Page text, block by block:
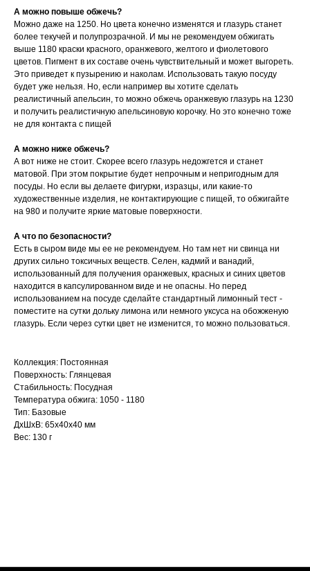
А можно повыше обжечь?
Можно даже на 1250. Но цвета конечно изменятся и глазурь станет
более текучей и полупрозрачной. И мы не рекомендуем обжигать
выше 1180 краски красного, оранжевого, желтого и фиолетового
цветов. Пигмент в их составе очень чувствительный и может выгореть.
Это приведет к пузырению и наколам. Использовать такую посуду
будет уже нельзя. Но, если например вы хотите сделать
реалистичный апельсин, то можно обжечь оранжевую глазурь на 1230
и получить реалистичную апельсиновую корочку. Но это конечно тоже
не для контакта с пищей
А можно ниже обжечь?
А вот ниже не стоит. Скорее всего глазурь недожгется и станет
матовой. При этом покрытие будет непрочным и непригодным для
посуды. Но если вы делаете фигурки, изразцы, или какие-то
художественные изделия, не контактирующие с пищей, то обжигайте
на 980 и получите яркие матовые поверхности.
А что по безопасности?
Есть в сыром виде мы ее не рекомендуем. Но там нет ни свинца ни
других сильно токсичных веществ. Селен, кадмий и ванадий,
использованный для получения оранжевых, красных и синих цветов
находится в капсулированном виде и не опасны. Но перед
использованием на посуде сделайте стандартный лимонный тест -
поместите на сутки дольку лимона или немного уксуса на обожженую
глазурь. Если через сутки цвет не изменится, то можно пользоваться.
Коллекция: Постоянная
Поверхность: Глянцевая
Стабильность: Посудная
Температура обжига: 1050 - 1180
Тип: Базовые
ДxШxВ: 65x40x40 мм
Вес: 130 г